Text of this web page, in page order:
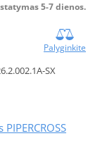
5-7 dienos.
Palyginkite
SX